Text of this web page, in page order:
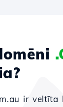
ir veltīta